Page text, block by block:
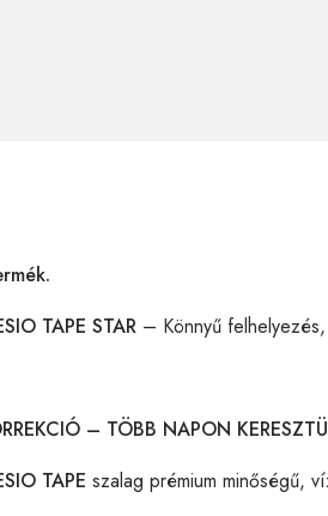
TAPE STAR – Könnyű
– TÖBB NAPON
TAPE szalag prémium minőségű,